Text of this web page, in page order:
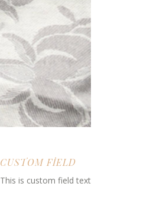
CUSTOM FIELD
This is custom field text